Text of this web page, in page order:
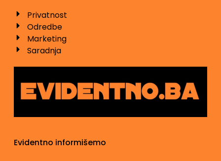
Privatnost
Odredbe
Marketing
Saradnja
Evidentno informišemo